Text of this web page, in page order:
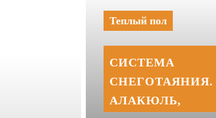
Теплый пол
СИСТЕМА
СНЕГОТАЯНИЯ.
АЛАКЮЛЬ,